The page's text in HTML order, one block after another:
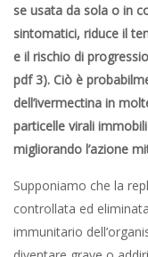
se usata da sola o in
sintomatici, riduce il
e il rischio di
pdf 3). Ciò è
dell’ivermectina in
particelle virali
migliorando l’azione
Supponiamo che la
controllata ed
immunitario